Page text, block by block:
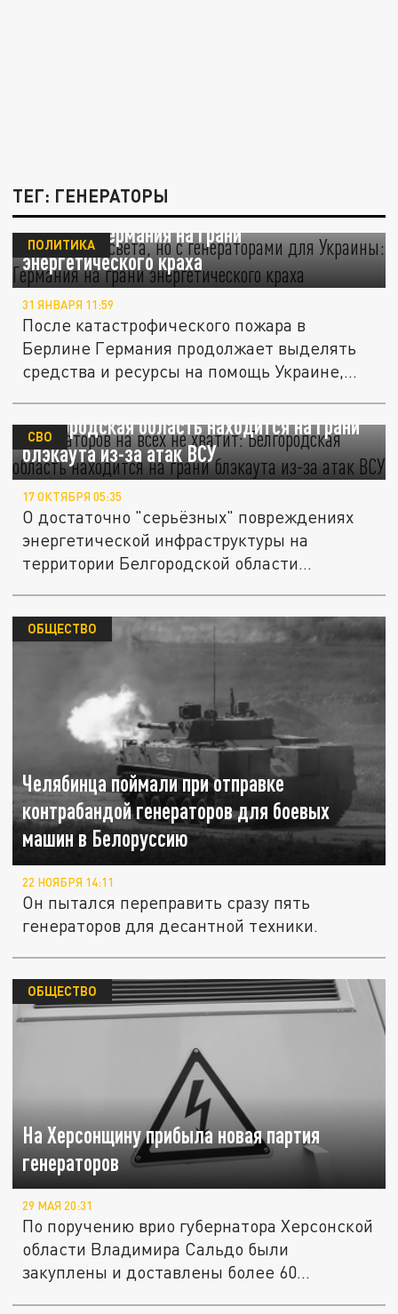
ТЕГ: ГЕНЕРАТОРЫ
Берлин без света, но с генераторами для
Украины: Германия на грани
энергетического краха
ПОЛИТИКА
31 ЯНВАРЯ 11:59
После катастрофического пожара в
Берлине Германия продолжает выделять
средства и ресурсы на помощь Украине,...
"Генераторов на всех не хватит":
Белгородская область находится на грани
блэкаута из-за атак ВСУ
СВО
17 ОКТЯБРЯ 05:35
О достаточно "серьёзных" повреждениях
энергетической инфраструктуры на
территории Белгородской области
Челябинца поймали при отправке
контрабандой генераторов для боевых
машин в Белоруссию
ОБЩЕСТВО
22 НОЯБРЯ 14:11
Он пытался переправить сразу пять
генераторов для десантной техники.
На Херсонщину прибыла новая партия
генераторов
ОБЩЕСТВО
29 МАЯ 20:31
По поручению врио губернатора Херсонской
области Владимира Сальдо были
закуплены и доставлены более 60...